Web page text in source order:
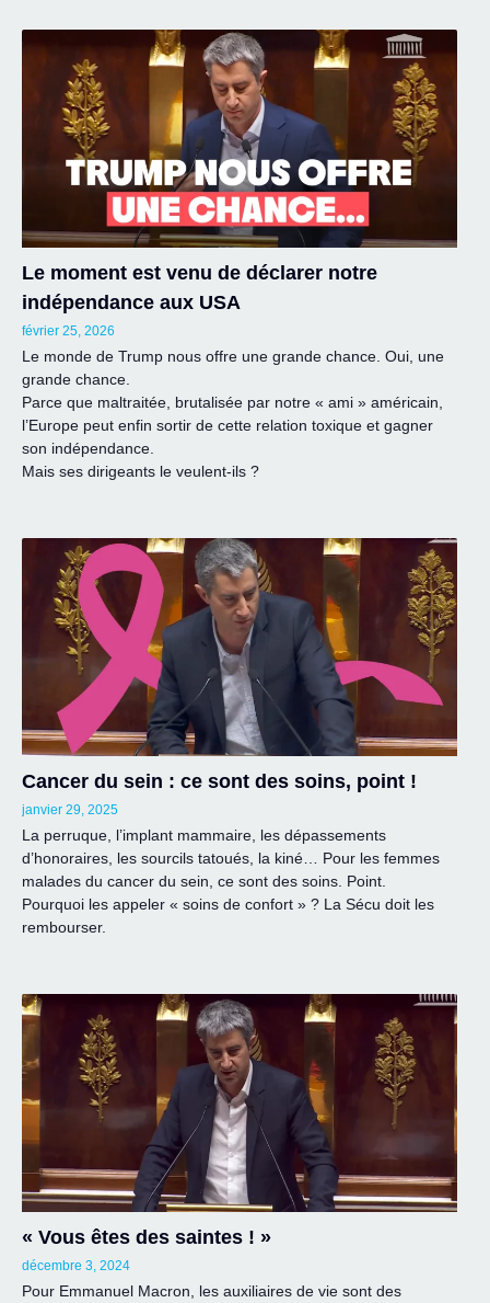
Le moment est venu de déclarer notre
indépendance aux USA
février 25, 2026
Le monde de Trump nous offre une grande chance. Oui, une
grande chance.
Parce que maltraitée, brutalisée par notre « ami » américain,
l’Europe peut enfin sortir de cette relation toxique et gagner
son indépendance.
Mais ses dirigeants le veulent-ils ?
Cancer du sein : ce sont des soins, point !
janvier 29, 2025
La perruque, l’implant mammaire, les dépassements
d’honoraires, les sourcils tatoués, la kiné… Pour les femmes
malades du cancer du sein, ce sont des soins. Point.
Pourquoi les appeler « soins de confort » ? La Sécu doit les
rembourser.
« Vous êtes des saintes ! »
décembre 3, 2024
Pour Emmanuel Macron, les auxiliaires de vie sont des